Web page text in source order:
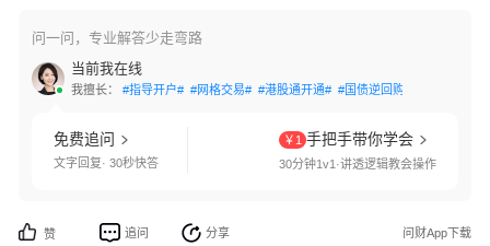
问一问，专业解答少走弯路
当前我在线
我擅长： #指导开户# #网格交易# #港股通开通# #国债逆回购#
免费追问
文字回复· 30秒快答
￥1 手把手带你学会
30分钟1v1·讲透逻辑教会操作
赞 追问 分享 问财App下载